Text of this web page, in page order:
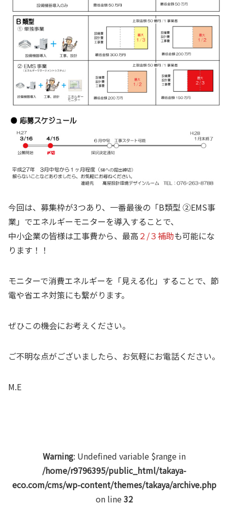
今回は、募集枠が3つあり、一番最後の「B類型 ②EMS事
業」でエネルギーモニターを導入することで、
中小企業の皆様は工事費から、最高 ２/３補助も可能にな
ります！！
モニターで消費エネルギーを「見える化」することで、節
電や省エネ対策にも繋がります。
ぜひこの機会にお考えください。
ご不明な点がございましたら、お気軽にお電話ください。
M.E
Warning: Undefined variable $range in
/home/r9796395/public_html/takaya-
eco.com/cms/wp-content/themes/takaya/archive.php
on line32